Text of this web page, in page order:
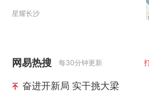
展示范区！
星耀长沙
网易热搜 每30分钟更新
奋进开新局 实干挑大梁